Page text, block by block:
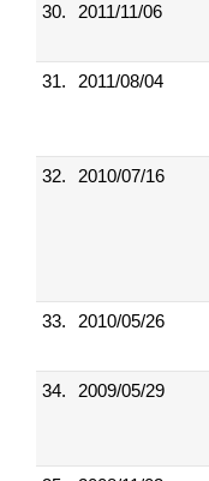
30. 2011/11/06
31. 2011/08/04
32. 2010/07/16
33. 2010/05/26
34. 2009/05/29